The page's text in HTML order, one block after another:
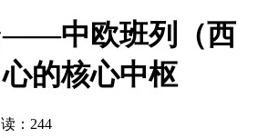
——中欧班列（西
的核心中枢
：244